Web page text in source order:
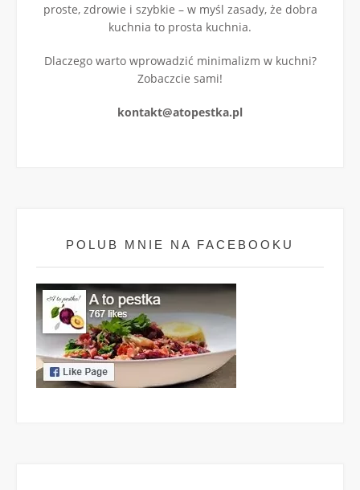
proste, zdrowie i szybkie – w myśl zasady, że dobra
kuchnia to prosta kuchnia.
Dlaczego warto wprowadzić minimalizm w kuchni?
Zobaczcie sami!
kontakt@atopestka.pl
POLUB MNIE NA FACEBOOKU